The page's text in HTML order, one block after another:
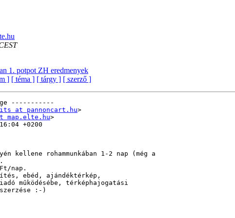
1. potpot ZH eredmenyek
] [ téma ] [ tárgy ] [ szerző ]
-----------
at pannoncart.hu>
>
+0200
kellene rohammunkában 1-2 nap (még a
nap.
ebéd, ajándéktérkép,
működésébe, térképhajogatási
:-)